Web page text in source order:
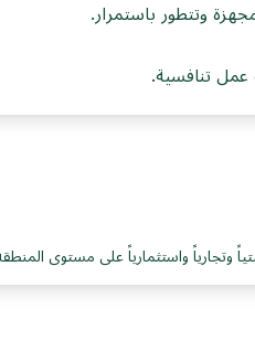
وتتطور باستمرار.
عمل تنافسية.
وتجارياً واستثمارياً على مستوى